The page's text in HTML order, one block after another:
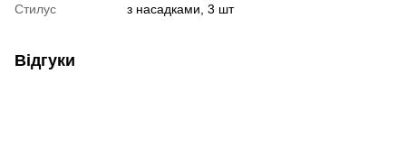
Стилус
з насадками, 3 шт
Відгуки